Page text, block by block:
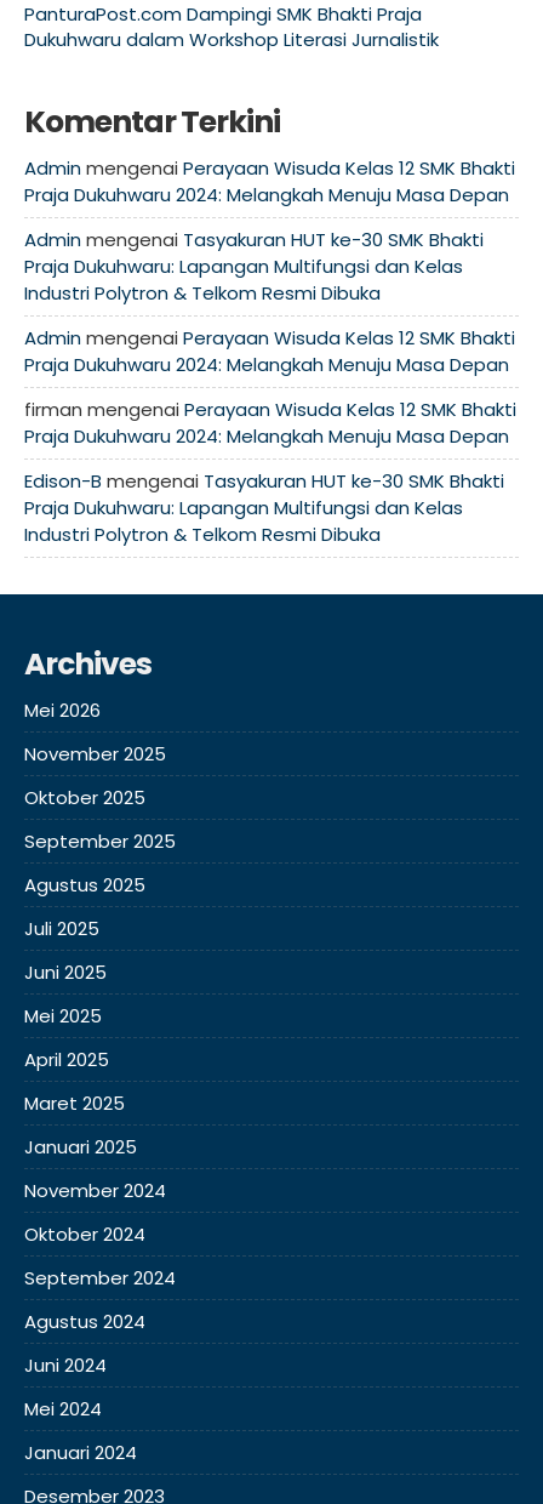
PanturaPost.com Dampingi SMK Bhakti Praja
Dukuhwaru dalam Workshop Literasi Jurnalistik
Komentar Terkini
Adminmengenai Perayaan Wisuda Kelas 12 SMK Bhakti
Praja Dukuhwaru 2024: Melangkah Menuju Masa Depan
Adminmengenai Tasyakuran HUT ke-30 SMK Bhakti
Praja Dukuhwaru: Lapangan Multifungsi dan Kelas
Industri Polytron & Telkom Resmi Dibuka
Adminmengenai Perayaan Wisuda Kelas 12 SMK Bhakti
Praja Dukuhwaru 2024: Melangkah Menuju Masa Depan
firman mengenai Perayaan Wisuda Kelas 12 SMK Bhakti
Praja Dukuhwaru 2024: Melangkah Menuju Masa Depan
Edison-B mengenai Tasyakuran HUT ke-30 SMK Bhakti
Praja Dukuhwaru: Lapangan Multifungsi dan Kelas
Industri Polytron & Telkom Resmi Dibuka
Archives
Mei 2026
November 2025
Oktober 2025
September 2025
Agustus 2025
Juli 2025
Juni 2025
Mei 2025
April 2025
Maret 2025
Januari 2025
November 2024
Oktober 2024
September 2024
Agustus 2024
Juni 2024
Mei 2024
Januari 2024
Desember 2023